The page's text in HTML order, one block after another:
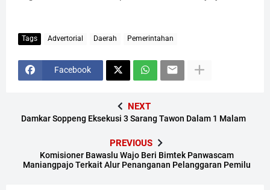
Tags Advertorial Daerah Pemerintahan
Facebook
NEXT
Damkar Soppeng Eksekusi 3 Sarang Tawon Dalam 1 Malam
PREVIOUS
Komisioner Bawaslu Wajo Beri Bimtek Panwascam
Maniangpajo Terkait Alur Penanganan Pelanggaran Pemilu